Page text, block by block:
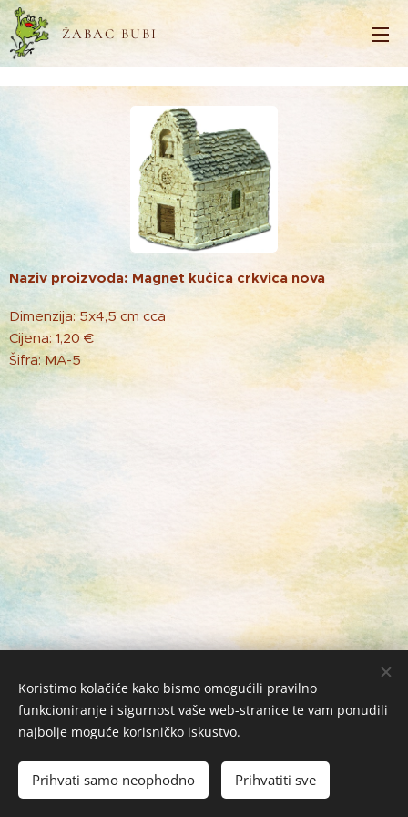
ŽABAC BUBI
Naziv proizvoda: Magnet kućica crkvica nova
Dimenzija: 5x4,5 cm cca
Cijena: 1,20 €
Šifra: MA-5
Žabac Bubi j.d.o.o. © 2026 Sva prava zadržana
Kolačići
Koristimo kolačiće kako bismo omogućili pravilno
funkcioniranje i sigurnost vaše web-stranice te vam ponudili
najbolje moguće korisničko iskustvo.
Prihvati samo neophodno Prihvatiti sve